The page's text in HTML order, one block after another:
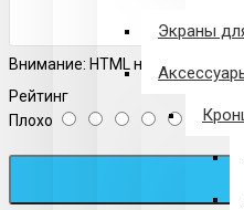
Экраны
Внимание: HTML не
Рейтинг
Плохо